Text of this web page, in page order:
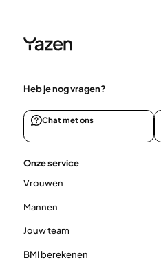
Heb je nog vragen?
Chat met ons
Onze service
Vrouwen
Mannen
Jouw team
BMI berekenen